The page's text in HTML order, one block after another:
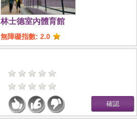
林士德室內體育館
無障礙指數: 2.0